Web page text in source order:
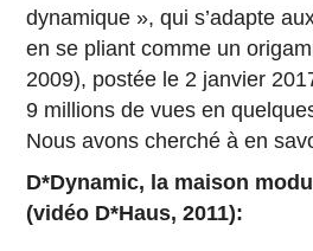
dynamique », qui s’adapte
en se pliant comme un
2009), postée le 2 janvier
9 millions de vues en
Nous avons cherché à en
D*Dynamic, la maison
(vidéo D*Haus, 2011):